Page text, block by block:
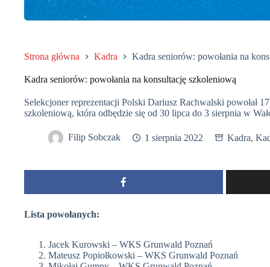
Strona główna Kadra Kadra seniorów: powołania na
Kadra seniorów: powołania na konsultację szkoleniową
Selekcjoner reprezentacji Polski Dariusz Rachwalski powołał
szkoleniową, która odbędzie się od 30 lipca do 3 sierpnia w
Filip Sobczak 1 sierpnia 2022 Kadra,
Lista powołanych:
Jacek Kurowski – WKS Grunwald Poznań
Mateusz Popiołkowski – WKS Grunwald Poznań